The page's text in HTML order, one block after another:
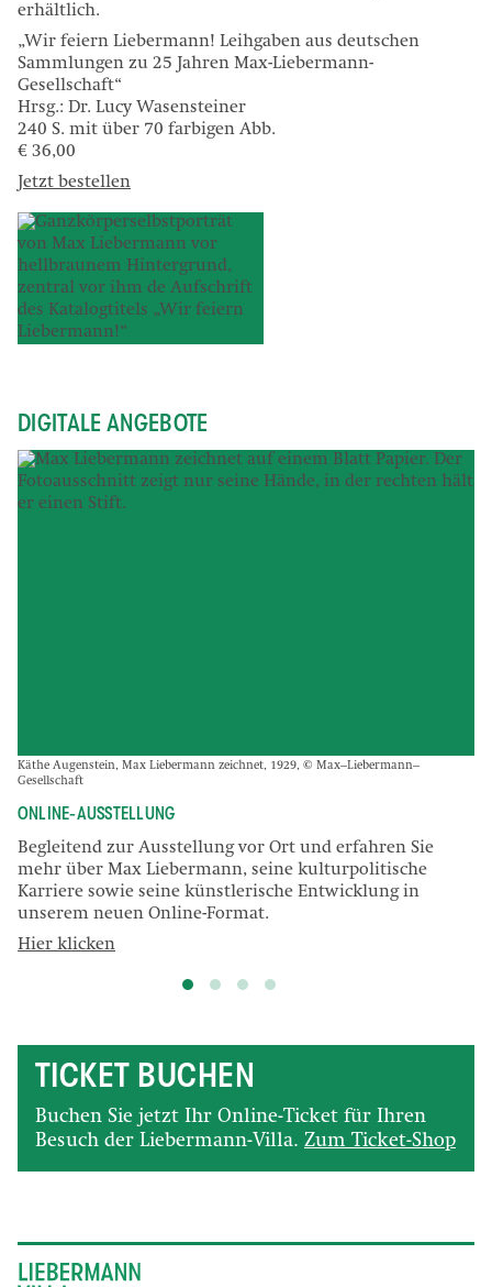
erhältlich.
„Wir feiern Liebermann! Leihgaben aus deutschen
Sammlungen zu 25 Jahren Max-Liebermann-
Gesellschaft“
Hrsg.: Dr. Lucy Wasensteiner
240 S. mit über 70 farbigen Abb.
€ 36,00
Jetzt bestellen
DIGITALE ANGEBOTE
Käthe Augenstein, Max Liebermann zeichnet, 1929, © Max–Liebermann–
Gesellschaft
ONLINE-AUSSTELLUNG
Begleitend zur Ausstellung vor Ort und erfahren Sie
mehr über Max Liebermann, seine kulturpolitische
Karriere sowie seine künstlerische Entwicklung in
unserem neuen Online-Format.
Hier klicken
TICKET BUCHEN
Buchen Sie jetzt Ihr Online-Ticket für Ihren
Besuch der Liebermann-Villa. Zum Ticket-Shop